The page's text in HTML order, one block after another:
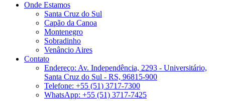
Onde Estamos
Santa Cruz do Sul
Capão da Canoa
Montenegro
Sobradinho
Venâncio Aires
Contato
Endereço: Av. Independência, 2293 - Universitário,
Santa Cruz do Sul - RS, 96815-900
Telefone: +55 (51) 3717-7300
WhatsApp: +55 (51) 3717-7425